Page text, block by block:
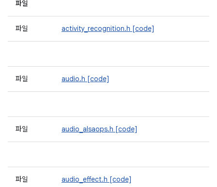
파일
파일 activity_recognition.h [code]
파일 audio.h [code]
파일 audio_alsaops.h [code]
파일 audio_effect.h [code]